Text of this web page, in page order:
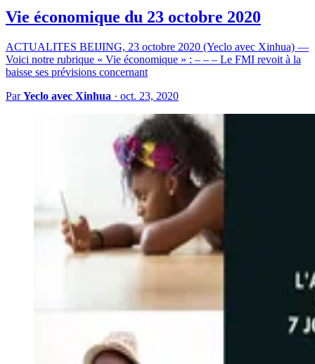
Vie économique du 23 octobre 2020
ACTUALITES BEIJING, 23 octobre 2020 (Yeclo avec Xinhua) —
Voici notre rubrique « Vie économique » : – – – Le FMI revoit à la
baisse ses prévisions concernant
ParYeclo avec Xinhua · oct. 23, 2020